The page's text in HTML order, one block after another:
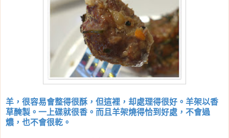
羊，很容易會整得很酥，但這裡，却處理得很好。羊架以香
草醃製。一上碟就很香。而且羊架燒得恰到好處，不會過
燶，也不會很乾。